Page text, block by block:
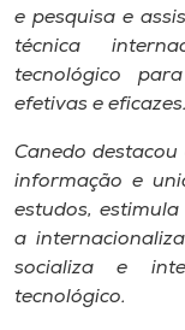
e pesquisa e
técnica
tecnológico
efetivas e eficazes.
Canedo
informação e
estudos,
a
socializa e
tecnológico.